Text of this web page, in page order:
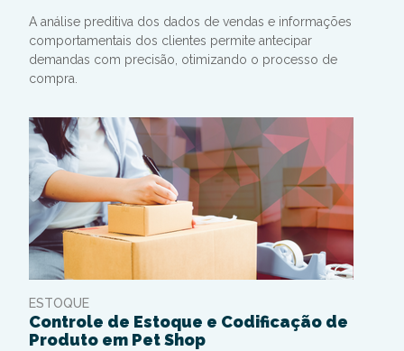
A análise preditiva dos dados de vendas e informações
comportamentais dos clientes permite antecipar
demandas com precisão, otimizando o processo de
compra.
ESTOQUE
Controle de Estoque e Codificação de
Produto em Pet Shop